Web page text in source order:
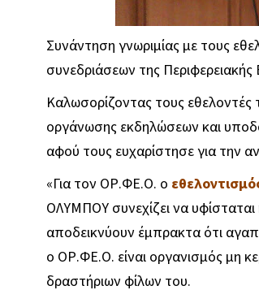
Συνάντηση γνωριμίας με τους
συνεδριάσεων της
Καλωσορίζοντας τους εθελοντές
οργάνωσης εκδηλώσεων και
αφού τους ευχαρίστησε για την
«Για τον ΟΡ.ΦΕ.Ο. ο
ΟΛΥΜΠΟΥ συνεχίζει να
αποδεικνύουν έμπρακτα ότι
ο ΟΡ.ΦΕ.Ο. είναι οργανισμός μη
δραστήριων φίλων του.